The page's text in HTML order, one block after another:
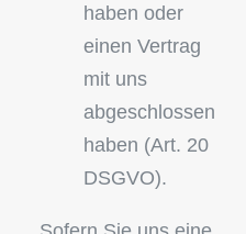
haben oder
einen Vertrag
mit uns
abgeschlossen
haben (Art. 20
DSGVO).